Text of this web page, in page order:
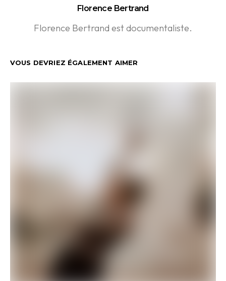
Florence Bertrand
Florence Bertrand est documentaliste.
VOUS DEVRIEZ ÉGALEMENT AIMER